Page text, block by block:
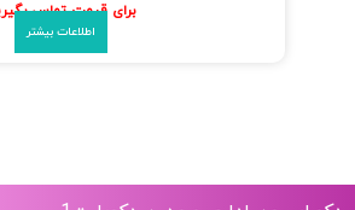
برای قیمت تماس بگیرید
اطلاعات بیشتر